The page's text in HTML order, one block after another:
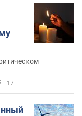
Алексею
сложности
земли.
для
17